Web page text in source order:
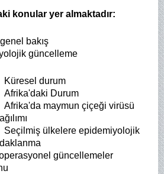
konular yer almaktadır:
bakış
güncelleme
Küresel durum
Afrika'daki Durum
Afrika'da maymun çiçeği virüsü
Seçilmiş ülkelere epidemiyolojik
güncellemeler